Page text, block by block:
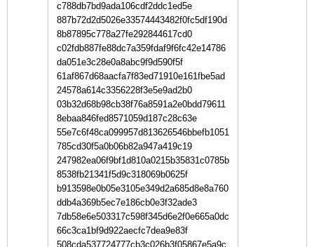
c788db7bd9ada106cdf2ddc1ed5e
887b72d2d5026e33574443482f0fc5df190d
8b87895c778a27fe292844617cd0
c02fdb887fe88dc7a359fdaf9f6fc42e14786
da051e3c28e0a8abc9f9d590f5f
61af867d68aacfa7f83ed71910e161fbe5ad
24578a614c3356228f3e5e9ad2b0
03b32d68b98cb38f76a8591a2e0bdd79611
8ebaa846fed8571059d187c28c63e
55e7c6f48ca099957d813626546bbefb1051
785cd30f5a0b06b82a947a419c19
247982ea06f9bf1d810a0215b35831c0785b
8538fb21341f5d9c318069b0625f
b913598e0b05e3105e349d2a685d8e8a760
ddb4a369b5ec7e186cb0e3f32ade3
7db58e6e503317c598f345d6e2f0e665a0dc
66c3ca1bf9d922aecfc7dea9e83f
508cda537724777cb3c026b3f05867e5a9c